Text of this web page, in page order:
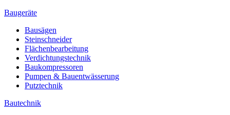
Baugeräte
Bausägen
Steinschneider
Flächenbearbeitung
Verdichtungstechnik
Baukompressoren
Pumpen & Bauentwässerung
Putztechnik
Bautechnik